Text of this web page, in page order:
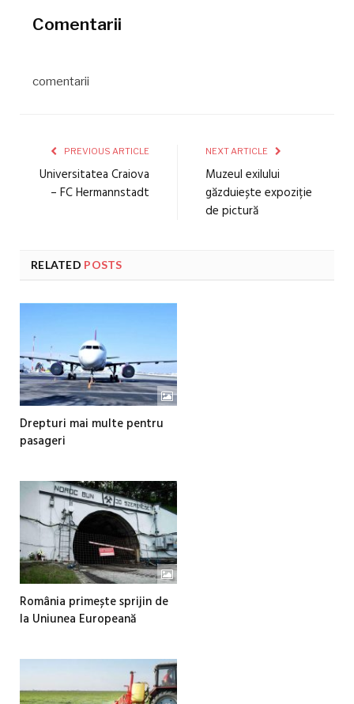
Comentarii
comentarii
PREVIOUS ARTICLE
Universitatea Craiova
– FC Hermannstadt
NEXT ARTICLE
Muzeul exilului
găzduiește expoziție
de pictură
RELATED POSTS
Drepturi mai multe pentru
pasageri
România primește sprijin de
la Uniunea Europeană